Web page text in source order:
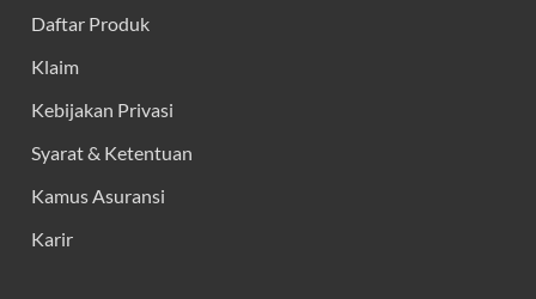
Daftar Produk
Klaim
Kebijakan Privasi
Syarat & Ketentuan
Kamus Asuransi
Karir